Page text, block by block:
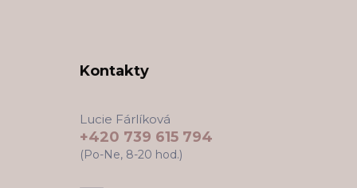
Kontakty
Lucie Fárlíková
+420 739 615 794
(Po-Ne, 8-20 hod.)